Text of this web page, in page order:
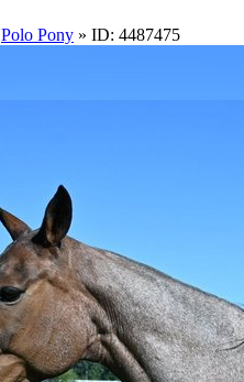
Polo Pony » ID: 4487475